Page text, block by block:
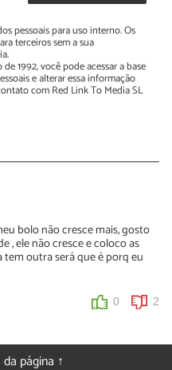
pessoais para uso interno. Os
terceiros sem a sua
1992, você pode acessar a base
e alterar essa informação
com Red Link To Media SL
bolo não cresce mais, gosto
, ele não cresce e coloco as
outra será que é porq eu
0 2
página ↑